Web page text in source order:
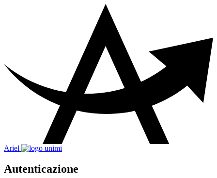
Ariel
Autenticazione